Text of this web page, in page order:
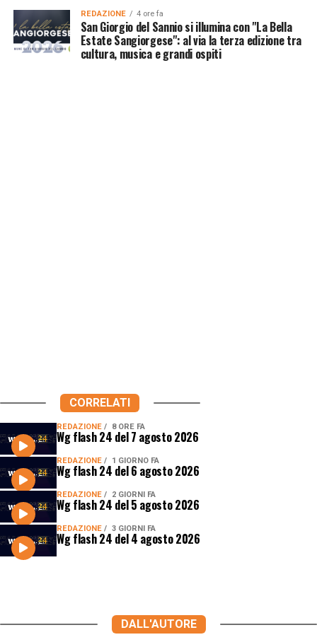
REDAZIONE 4 ore fa
San Giorgio del Sannio si illumina con "La Bella
Estate Sangiorgese": al via la terza edizione tra
cultura, musica e grandi ospiti
CORRELATI
REDAZIONE 8 ORE FA
Wg flash 24 del 7 agosto 2026
REDAZIONE 1 GIORNO FA
Wg flash 24 del 6 agosto 2026
REDAZIONE 2 GIORNI FA
Wg flash 24 del 5 agosto 2026
REDAZIONE 3 GIORNI FA
Wg flash 24 del 4 agosto 2026
DALL'AUTORE